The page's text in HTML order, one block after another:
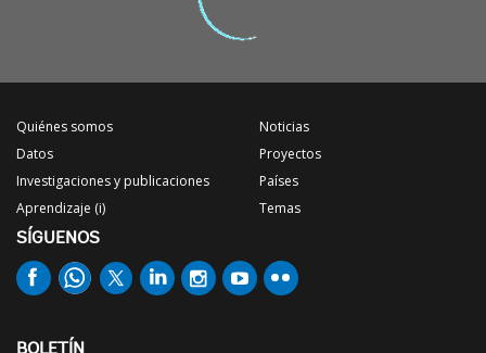
Quiénes somos
Datos
Investigaciones y publicaciones
Aprendizaje (i)
Noticias
Proyectos
Países
Temas
SÍGUENOS